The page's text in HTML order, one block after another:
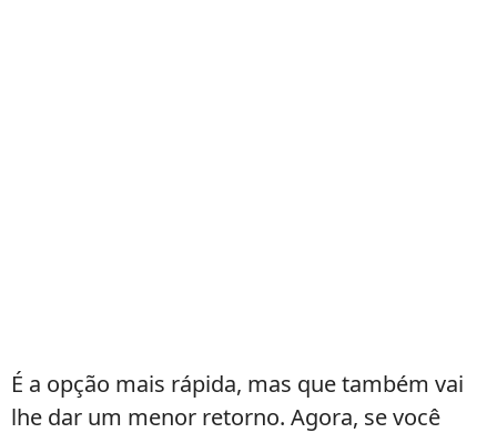
É a opção mais rápida, mas que também vai
lhe dar um menor retorno. Agora, se você